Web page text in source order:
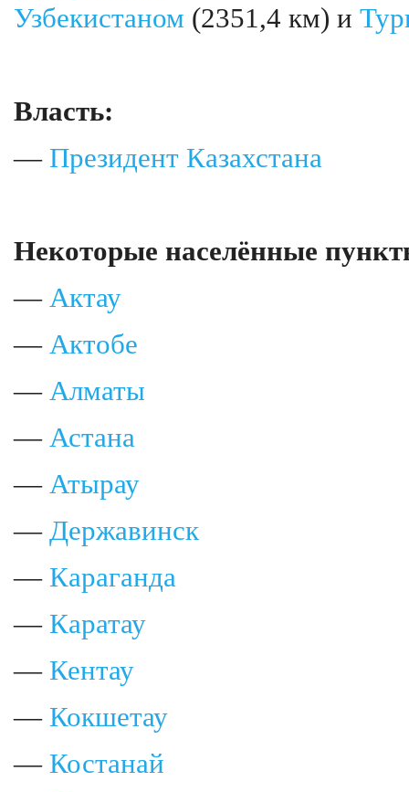
Узбекистаном (2351,4 км) и
Власть:
— Президент Казахстана
Некоторые населённые
— Актау
— Актобе
— Алматы
— Астана
— Атырау
— Державинск
— Караганда
— Каратау
— Кентау
— Кокшетау
— Костанай